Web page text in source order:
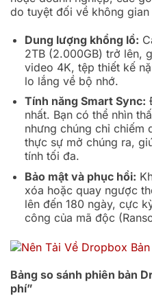
do tuyệt đối về không gian
Dung lượng khổng lồ:
2TB (2.000GB) trở lên,
video 4K, tệp thiết kế
lo lắng về bộ nhớ.
Tính năng Smart Sync:
nhất. Bạn có thể nhìn
nhưng chúng chỉ chiếm
thực sự mở chúng ra,
tính tối đa.
Bảo mật và phục hồi:
xóa hoặc quay ngược
lên đến 180 ngày, cực
công của mã độc
Bảng so sánh phiên bản
phí”